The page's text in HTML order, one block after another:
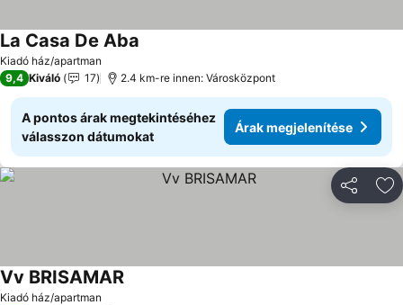
Kiadó ház/apartman
La Casa De Aba
9,4 Kiváló 17 2.4 km-re innen: Városközpont
A pontos árak megtekintéséhez
válasszon dátumokat
Árak megjelenítése
Kiadó ház/apartman
Vv BRISAMARÁrak megjelenítése